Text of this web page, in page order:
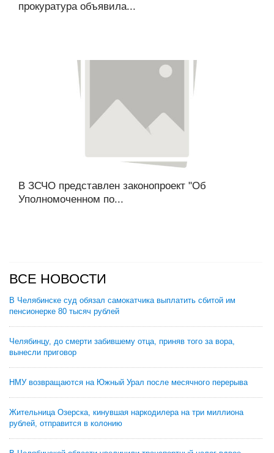
прокуратура объявила...
В ЗСЧО представлен законопроект "Об
Уполномоченном по...
ВСЕ НОВОСТИ
В Челябинске суд обязал самокатчика выплатить сбитой им
пенсионерке 80 тысяч рублей
Челябинцу, до смерти забившему отца, приняв того за вора,
вынесли приговор
НМУ возвращаются на Южный Урал после месячного перерыва
Жительница Озерска, кинувшая наркодилера на три миллиона
рублей, отправится в колонию